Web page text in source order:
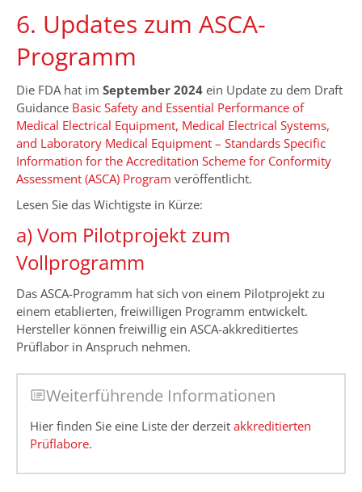
6. Updates zum ASCA-
Programm
Die FDA hat im September 2024 ein Update zu dem Draft
Guidance Basic Safety and Essential Performance of
Medical Electrical Equipment, Medical Electrical Systems,
and Laboratory Medical Equipment – Standards Specific
Information for the Accreditation Scheme for Conformity
Assessment (ASCA) Program veröffentlicht.
Lesen Sie das Wichtigste in Kürze:
a) Vom Pilotprojekt zum
Vollprogramm
Das ASCA-Programm hat sich von einem Pilotprojekt zu
einem etablierten, freiwilligen Programm entwickelt.
Hersteller können freiwillig ein ASCA-akkreditiertes
Prüflabor in Anspruch nehmen.
Weiterführende Informationen
Hier finden Sie eine Liste der derzeit akkreditierten
Prüflabore.